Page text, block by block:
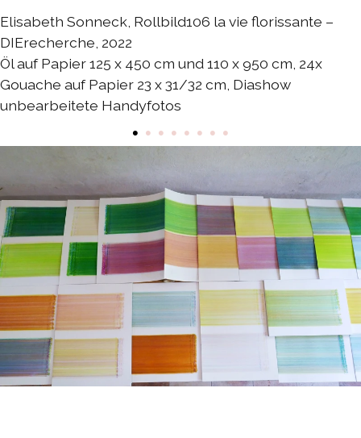
DIEresidenz EXTRA-Performance 2023
DIEresidenz EXTRA-Theater 2023
DIEresidenz hors les murs
Austausch Berlin-Die 2022
DIEresidenzEXTRA 2022
Austausch Berlin-Die 2021
Austausch Die-Berlin 2021
DIEresidenz hors les murs 2021
Sommerprogramm 2021
DIEresidenzEXTRA 2021
Austausch Die-Berlin 2020
Elisabeth Sonneck, Rollbild106 la vie florissante –
DIErecherche, 2022
Öl auf Papier 125 x 450 cm und 110 x 950 cm, 24x
Gouache auf Papier 23 x 31/32 cm, Diashow
unbearbeitete Handyfotos
• • • • • • • •